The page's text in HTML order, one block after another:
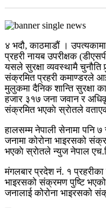
४ भदौ, काठमाडौं ।
प्रहरी नायब उपरीक्षक
यसले सुरक्षा व्यवस्थामै
संक्रमित प्रहरी कमाण्डरले
मुलुकमा दैनिक शान्ति सुरक्षा
हजार ३१७ जना जवान र
संक्रमित भएकाे स्राेतले
हालसम्म नेपाली सेनामा पनि
जनामा कोरोना भाइरसको
भएकाे स्राेतले न्युज नेपाल
मंगलबार प्रदेश नं. १ प्रहरीका
भाइरसको संक्रमण पुष्टि
जनालाई कोरोना भाइरसको